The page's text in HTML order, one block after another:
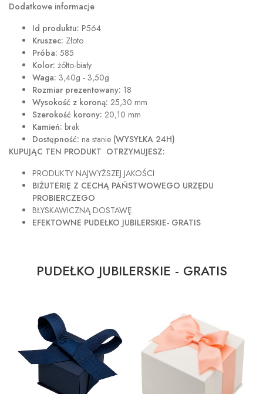
Dodatkowe informacje
Id produktu: P564
Kruszec: Złoto
Próba: 585
Kolor: żółto-biały
Waga: 3,40g - 3,50g
Rozmiar prezentowany: 18
Wysokość z koroną: 25,30 mm
Szerokość korony: 20,10 mm
Kamień: brak
Dostępność: na stanie (WYSYŁKA 24H)
KUPUJĄC TEN PRODUKT OTRZYMUJESZ:
PRODUKTY NAJWYŻSZEJ JAKOŚCI
BIŻUTERIĘ Z CECHĄ PAŃSTWOWEGO URZĘDU
PROBIERCZEGO
BŁYSKAWICZNĄ DOSTAWĘ
EFEKTOWNE PUDEŁKO JUBILERSKIE- GRATIS
PUDEŁKO JUBILERSKIE - GRATIS